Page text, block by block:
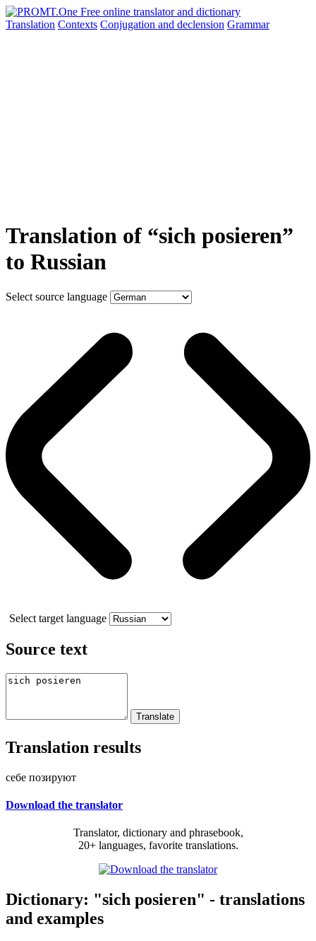
Translation Contexts Conjugation and declension Grammar
Translation of “sich posieren”
to Russian
Select source language
Select target language
Source text
Translation results
себе позируют
Download the translator
Translator, dictionary and phrasebook,
20+ languages, favorite translations.
Dictionary: "sich posieren" - translations
and examples